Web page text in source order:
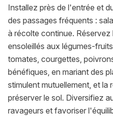
Installez près de l'entrée et
des passages fréquents :
à récolte continue. Réservez
ensoleillés aux légumes-
tomates, courgettes,
bénéfiques, en mariant des
stimulent mutuellement, et
préserver le sol. Diversifiez
ravageurs et favoriser